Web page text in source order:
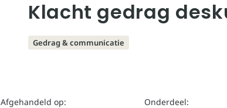
Klacht gedrag
Gedrag & communicatie
Afgehandeld op: Onderdeel: